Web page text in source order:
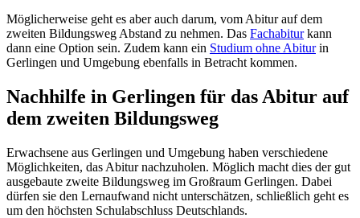
Möglicherweise geht es aber auch darum, vom Abitur auf dem
zweiten Bildungsweg Abstand zu nehmen. Das Fachabiturkann
dann eine Option sein. Zudem kann ein Studium ohne Abiturin
Gerlingen und Umgebung ebenfalls in Betracht kommen.
Nachhilfe in Gerlingen für das Abitur auf
dem zweiten Bildungsweg
Erwachsene aus Gerlingen und Umgebung haben verschiedene
Möglichkeiten, das Abitur nachzuholen. Möglich macht dies der gut
ausgebaute zweite Bildungsweg im Großraum Gerlingen. Dabei
dürfen sie den Lernaufwand nicht unterschätzen, schließlich geht es
um den höchsten Schulabschluss Deutschlands.